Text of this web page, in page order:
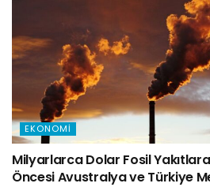
EKONOMI
Milyarlarca Dolar Fosil Yakıtlara
Öncesi Avustralya ve Türkiye